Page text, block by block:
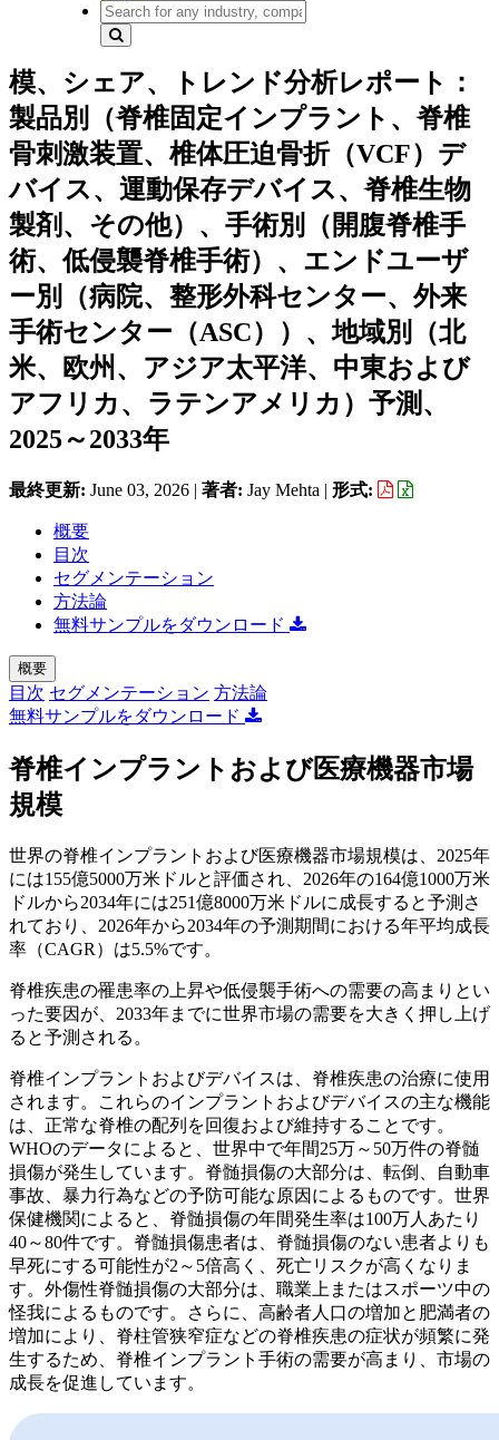
模、シェア、トレンド分析レポート：
製品別（脊椎固定インプラント、脊椎
骨刺激装置、椎体圧迫骨折（VCF）デ
バイス、運動保存デバイス、脊椎生物
製剤、その他）、手術別（開腹脊椎手
術、低侵襲脊椎手術）、エンドユーザ
ー別（病院、整形外科センター、外来
手術センター（ASC））、地域別（北
米、欧州、アジア太平洋、中東および
アフリカ、ラテンアメリカ）予測、
2025～2033年
最終更新: June 03, 2026 | 著者: Jay Mehta | 形式:
概要
目次
セグメンテーション
方法論
無料サンプルをダウンロード
概要
目次 セグメンテーション 方法論
無料サンプルをダウンロード
脊椎インプラントおよび医療機器市場
規模
世界の脊椎インプラントおよび医療機器市場規模は、2025年
には155億5000万米ドルと評価され、2026年の164億1000万米
ドルから2034年には251億8000万米ドルに成長すると予測さ
れており、2026年から2034年の予測期間における年平均成長
率（CAGR）は5.5%です。
脊椎疾患の罹患率の上昇や低侵襲手術への需要の高まりとい
った要因が、2033年までに世界市場の需要を大きく押し上げ
ると予測される。
脊椎インプラントおよびデバイスは、脊椎疾患の治療に使用
されます。これらのインプラントおよびデバイスの主な機能
は、正常な脊椎の配列を回復および維持することです。
WHOのデータによると、世界中で年間25万～50万件の脊髄
損傷が発生しています。脊髄損傷の大部分は、転倒、自動車
事故、暴力行為などの予防可能な原因によるものです。世界
保健機関によると、脊髄損傷の年間発生率は100万人あたり
40～80件です。脊髄損傷患者は、脊髄損傷のない患者よりも
早死にする可能性が2～5倍高く、死亡リスクが高くなりま
す。外傷性脊髄損傷の大部分は、職業上またはスポーツ中の
怪我によるものです。さらに、高齢者人口の増加と肥満者の
増加により、脊柱管狭窄症などの脊椎疾患の症状が頻繁に発
生するため、脊椎インプラント手術の需要が高まり、市場の
成長を促進しています。